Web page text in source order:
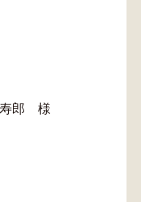
郎 様